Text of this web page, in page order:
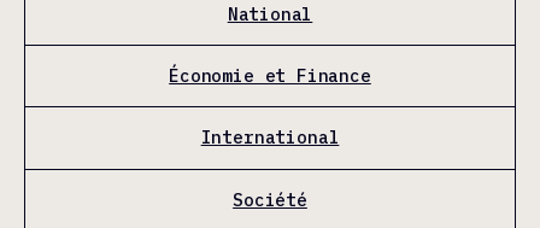
National
Économie et Finance
International
Société